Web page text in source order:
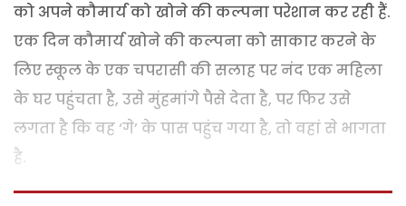
को अपने कौमार्य को खोने की कल्पना परेशान कर रही हैं.
एक दिन कौमार्य खोने की कल्पना को साकार करने के
लिए स्कूल के एक चपरासी की सलाह पर नंद एक महिला
के घर पहुंचता है, उसे मुंहमांगे पैसे देता है, पर फिर उसे
लगता है कि वह ‘गे’ के पास पहुंच गया है, तो वहां से भागता
है.